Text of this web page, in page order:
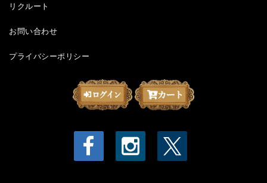
リクルート
お問い合わせ
プライバシーポリシー